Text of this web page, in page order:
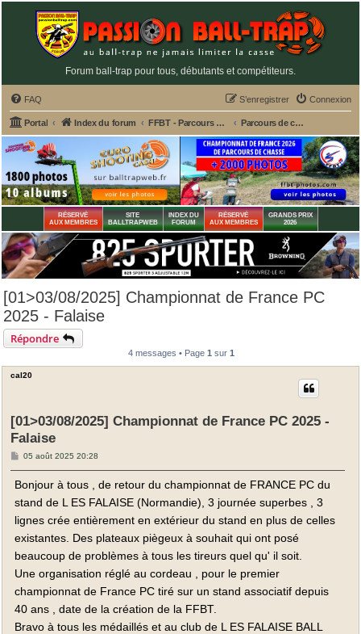
Forum ball-trap pour tous, débutants et compétiteurs.
FAQ Connexion
S’enregistrer
Portal Index du forum FFBT - Parcours chasse, Compak, English Sporting, FU, DTL, Hélices, Sanglier courant Parcours de chasse
RÉSERVÉ
AUX MEMBRES
SITE
BALLTRAPWEB
INDEX DU
FORUM
RÉSERVÉ
AUX MEMBRES
GRANDS PRIX
2026
[01>03/08/2025] Championnat de France PC
2025 - Falaise
Répondre
4 messages • Page 1 sur 1
cal20
[01>03/08/2025] Championnat de France PC 2025 -
Falaise
M
s
g
05 août 2025 20:28
Bonjour à tous , de retour du championnat de FRANCE PC du
stand de L ES FALAISE (Normandie), 3 journée superbes , 3
lignes crée entièrement en extérieur du stand en plus de celles
existantes. Des plateaux piègeux à souhait qui ont posé
beaucoup de problèmes à tous les tireurs quel qu' il soit.
Une organisation réglé au cordeau , pour le premier
championnat de France PC tiré sur un stand associatif depuis
40 ans , date de la création de la FFBT.
Bravo à tous les médaillés et au club de L ES FALAISE BALL